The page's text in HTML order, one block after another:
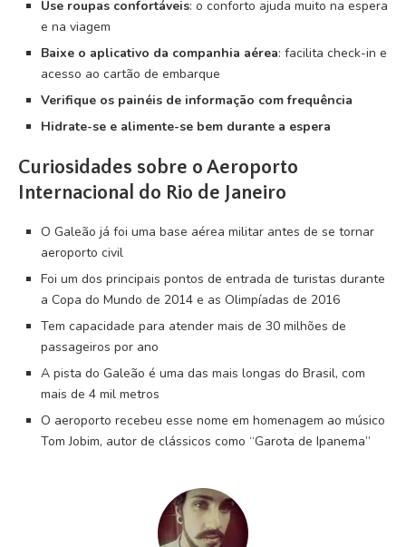
Use roupas confortáveis: o conforto ajuda muito na espera
e na viagem
Baixe o aplicativo da companhia aérea: facilita check-in e
acesso ao cartão de embarque
Verifique os painéis de informação com frequência
Hidrate-se e alimente-se bem durante a espera
Curiosidades sobre o Aeroporto
Internacional do Rio de Janeiro
O Galeão já foi uma base aérea militar antes de se tornar
aeroporto civil
Foi um dos principais pontos de entrada de turistas durante
a Copa do Mundo de 2014 e as Olimpíadas de 2016
Tem capacidade para atender mais de 30 milhões de
passageiros por ano
A pista do Galeão é uma das mais longas do Brasil, com
mais de 4 mil metros
O aeroporto recebeu esse nome em homenagem ao músico
Tom Jobim, autor de clássicos como “Garota de Ipanema”